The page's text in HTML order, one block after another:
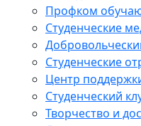
Профком
Студенческие
Студенческие
Центр
Студенческий
Творчество и